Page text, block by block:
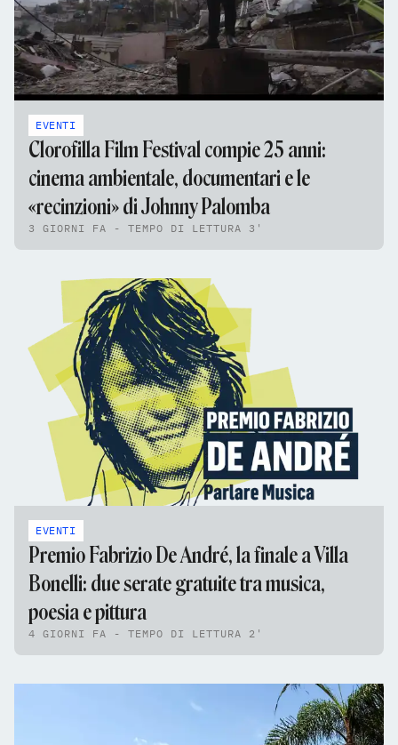
EVENTI
Clorofilla Film Festival compie 25 anni:
cinema ambientale, documentari e le
«recinzioni» di Johnny Palomba
3 GIORNI FA - TEMPO DI LETTURA 3'
EVENTI
Premio Fabrizio De André, la finale a Villa
Bonelli: due serate gratuite tra musica,
poesia e pittura
4 GIORNI FA - TEMPO DI LETTURA 2'